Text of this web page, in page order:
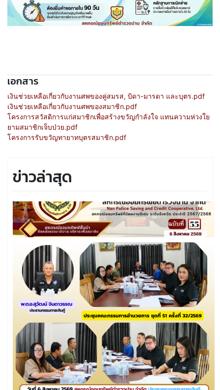
เอกสาร
เงินช่วยเหลือเกี่ยวกับงานศพของคู่สมรส, บิดา-มารดา และบุตร.pdf
เงินช่วยเหลือเกี่ยวกับงานศพของสมาชิก.pdf
โครงการสวัสดิการแก่สมาชิกเพื่อสร้างขวัญกำลังใจ แทนความห่วงใย
ยามสมาชิกเจ็บป่วย.pdf
โครงการรับขวัญทายาทบุตรสมาชิก.pdf
ข่าวล่าสุด